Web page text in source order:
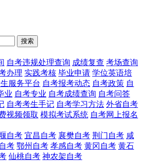
搜索
自考违规处理查询 成绩复查 考场查询
办理 实践考核 毕业申请 学位英语培
服务平台 自考报考动态 自考政策 自
业 自考专业 自考成绩查询 自考问答
自考考生手记 自考学习方法 外省自考
视频领取 模拟考试系统 自考网上报名
自考 宜昌自考 襄樊自考 荆门自考 咸
考 鄂州自考 孝感自考 黄冈自考 黄石
仙桃自考 神农架自考